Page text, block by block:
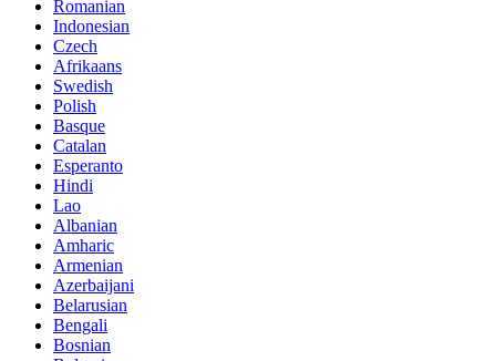
Romanian
Indonesian
Czech
Afrikaans
Swedish
Polish
Basque
Catalan
Esperanto
Hindi
Lao
Albanian
Amharic
Armenian
Azerbaijani
Belarusian
Bengali
Bosnian